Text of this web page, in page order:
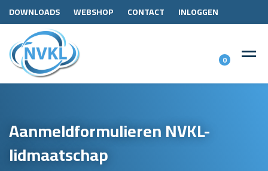
DOWNLOADS WEBSHOP CONTACT INLOGGEN
0
Aanmeldformulieren NVKL-
lidmaatschap